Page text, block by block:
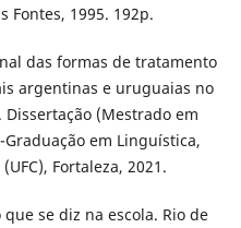
Fontes, 1995. 192p.
das formas de tratamento
argentinas e uruguaias no
Dissertação (Mestrado em
em Linguística,
Fortaleza, 2021.
que se diz na escola. Rio de